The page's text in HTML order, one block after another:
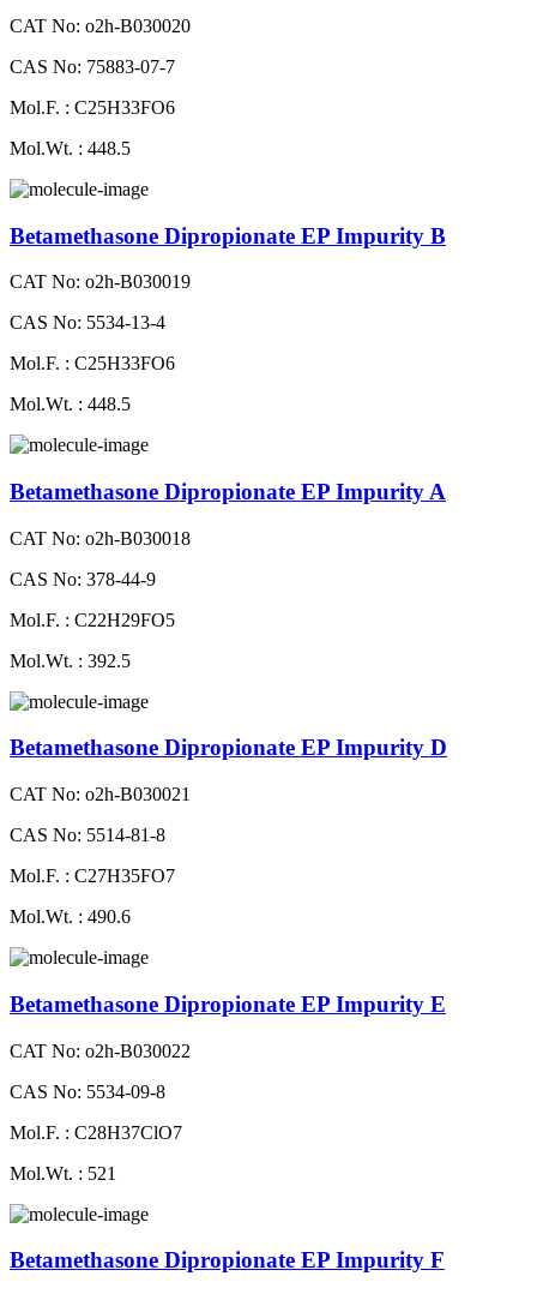
CAT No: o2h-B030020
CAS No: 75883-07-7
Mol.F. : C25H33FO6
Mol.Wt. : 448.5
Betamethasone Dipropionate EP Impurity B
CAT No: o2h-B030019
CAS No: 5534-13-4
Mol.F. : C25H33FO6
Mol.Wt. : 448.5
Betamethasone Dipropionate EP Impurity A
CAT No: o2h-B030018
CAS No: 378-44-9
Mol.F. : C22H29FO5
Mol.Wt. : 392.5
Betamethasone Dipropionate EP Impurity D
CAT No: o2h-B030021
CAS No: 5514-81-8
Mol.F. : C27H35FO7
Mol.Wt. : 490.6
Betamethasone Dipropionate EP Impurity E
CAT No: o2h-B030022
CAS No: 5534-09-8
Mol.F. : C28H37ClO7
Mol.Wt. : 521
Betamethasone Dipropionate EP Impurity F